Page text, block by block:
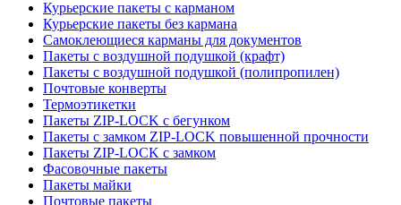
Курьерские пакеты с карманом
Курьерские пакеты без кармана
Самоклеющиеся карманы для документов
Пакеты с воздушной подушкой (крафт)
Пакеты с воздушной подушкой (полипропилен)
Почтовые конверты
Термоэтикетки
Пакеты ZIP-LOCK с бегунком
Пакеты с замком ZIP-LOCK повышенной прочности
Пакеты ZIP-LOCK с замком
Фасовочные пакеты
Пакеты майки
Почтовые пакеты